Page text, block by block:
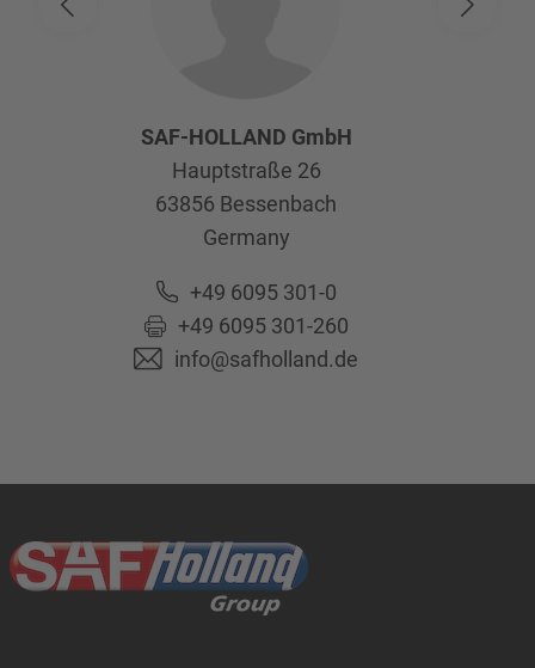
SAF-HOLLAND GmbH
Hauptstraße 26
63856 Bessenbach
Germany
+49 6095 301-0
+49 6095 301-260
info@safholland.de